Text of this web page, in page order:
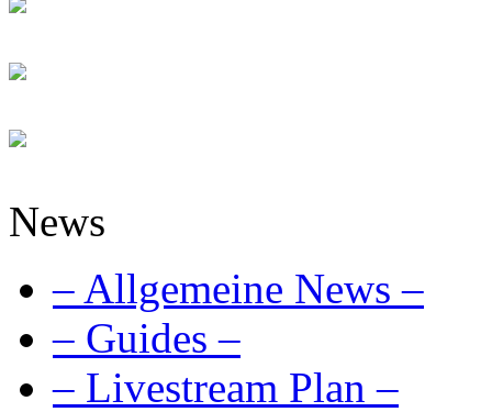
News
– Allgemeine News –
– Guides –
– Livestream Plan –